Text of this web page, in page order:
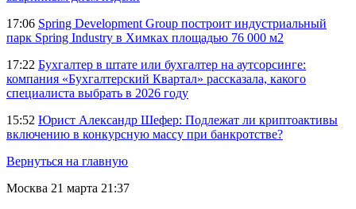
17:06 Spring Development Group построит индустриальный
парк Spring Industry в Химках площадью 76 000 м2
17:22 Бухгалтер в штате или бухгалтер на аутсорсинге:
компания «Бухгалтерский Квартал» рассказала, какого
специалиста выбрать в 2026 году
15:52 Юрист Александр Шефер: Подлежат ли криптоактивы
включению в конкурсную массу при банкротстве?
Вернуться на главную
Москва 21 марта 21:37